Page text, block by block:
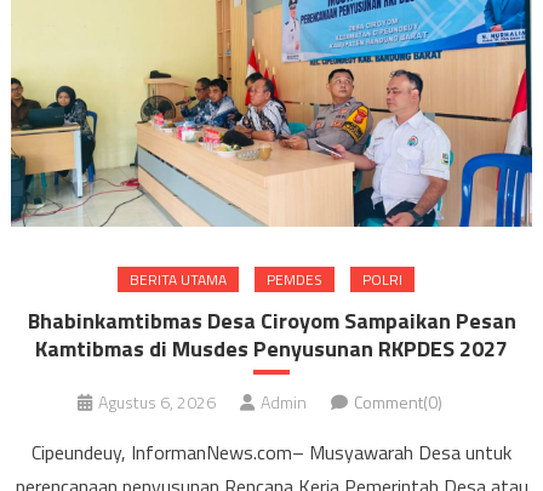
BERITA UTAMA PEMDES POLRI
Bhabinkamtibmas Desa Ciroyom Sampaikan Pesan
Kamtibmas di Musdes Penyusunan RKPDES 2027
Agustus 6, 2026 Admin Comment(0)
Cipeundeuy, InformanNews.com– Musyawarah Desa untuk